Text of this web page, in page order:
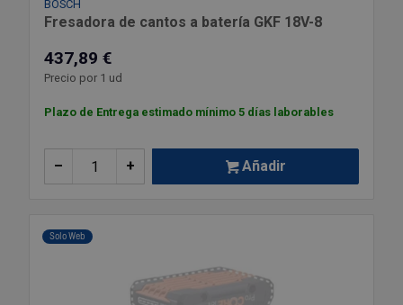
BOSCH
Fresadora de cantos a batería GKF 18V-8
437,89 €
Precio por 1 ud
Plazo de Entrega estimado mínimo 5 días laborables
+
– Añadir
Solo Web